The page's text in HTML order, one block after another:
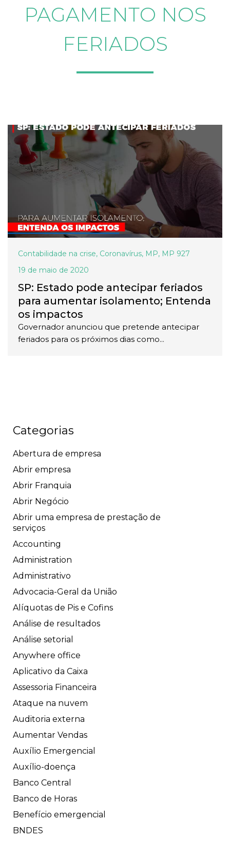
PAGAMENTO NOS
FERIADOS
Contabilidade na crise, Coronavírus, MP, MP 927
19 de maio de 2020
SP: Estado pode antecipar feriados
para aumentar isolamento; Entenda
os impactos
Governador anunciou que pretende antecipar
feriados para os próximos dias como...
Categorias
Abertura de empresa
Abrir empresa
Abrir Franquia
Abrir Negócio
Abrir uma empresa de prestação de
serviços
Accounting
Administration
Administrativo
Advocacia-Geral da União
Alíquotas de Pis e Cofins
Análise de resultados
Análise setorial
Anywhere office
Aplicativo da Caixa
Assessoria Financeira
Ataque na nuvem
Auditoria externa
Aumentar Vendas
Auxílio Emergencial
Auxílio-doença
Banco Central
Banco de Horas
Benefício emergencial
BNDES